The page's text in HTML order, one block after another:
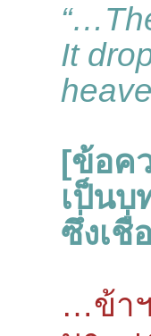
It
[ข้อค
เป็นบ
ซึ่งเชื่
…ข้า